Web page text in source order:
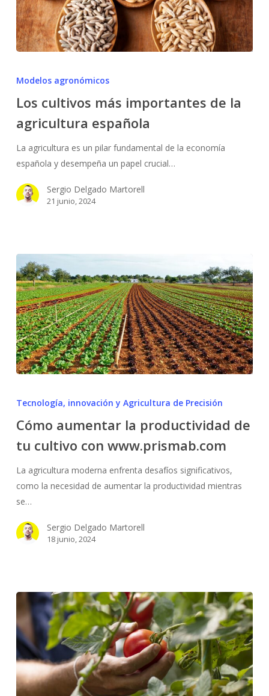
cultivos
importantes
de
agricultura
española
Modelos agronómicos
Los cultivos más importantes de la
agricultura española
La agricultura es un pilar fundamental de la economía
española y desempeña un papel crucial…
Sergio Delgado Martorell
21 junio, 2024
aumentar
productividad
de
cultivo
con
www.prismab.com
Tecnología, innovación y Agricultura de Precisión
Cómo aumentar la productividad de
tu cultivo con www.prismab.com
La agricultura moderna enfrenta desafíos significativos,
como la necesidad de aumentar la productividad mientras
se…
Sergio Delgado Martorell
18 junio, 2024